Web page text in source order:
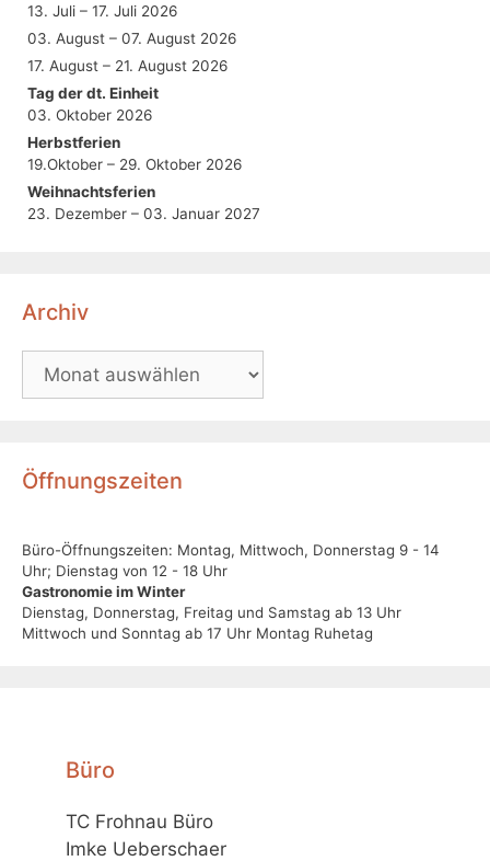
13. Juli – 17. Juli 2026
03. August – 07. August 2026
17. August – 21. August 2026
Tag der dt. Einheit
03. Oktober 2026
Herbstferien
19.Oktober – 29. Oktober 2026
Weihnachtsferien
23. Dezember – 03. Januar 2027
Archiv
Öffnungszeiten
Büro-Öffnungszeiten: Montag, Mittwoch, Donnerstag 9 - 14
Uhr; Dienstag von 12 - 18 Uhr
Gastronomie im Winter
Dienstag, Donnerstag, Freitag und Samstag ab 13 Uhr
Mittwoch und Sonntag ab 17 Uhr Montag Ruhetag
Büro
TC Frohnau Büro
Imke Ueberschaer